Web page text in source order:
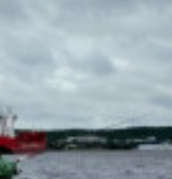
валют